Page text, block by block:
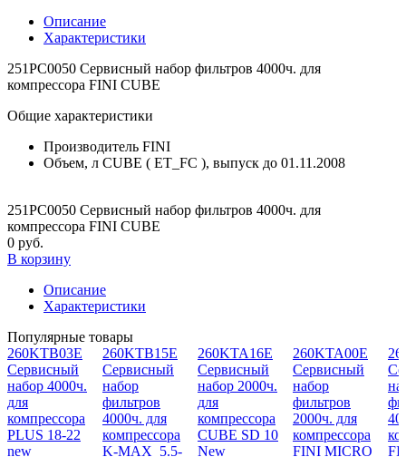
Описание
Характеристики
251PC0050 Сервисный набор фильтров 4000ч. для
компрессора FINI CUBE
Общие характеристики
Производитель FINI
Объем, л CUBE ( ET_FC ), выпуск до 01.11.2008
251PC0050 Сервисный набор фильтров 4000ч. для
компрессора FINI CUBE
0 руб.
В корзину
Описание
Характеристики
Популярные товары
260KTB03E
Cервисный
набор 4000ч.
для
компрессора
PLUS 18-22
new
260KTB15E
Сервисный
набор
фильтров
4000ч. для
компрессора
K-MAX 5.5-
260KTA16E
Cервисный
набор 2000ч.
для
компрессора
CUBE SD 10
New
260KTA00E
Сервисный
набор
фильтров
2000ч. для
компрессора
FINI MICRO